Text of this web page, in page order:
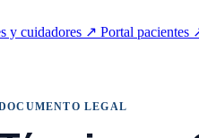
y cuidadores ↗ Portal pacientes
LEGAL